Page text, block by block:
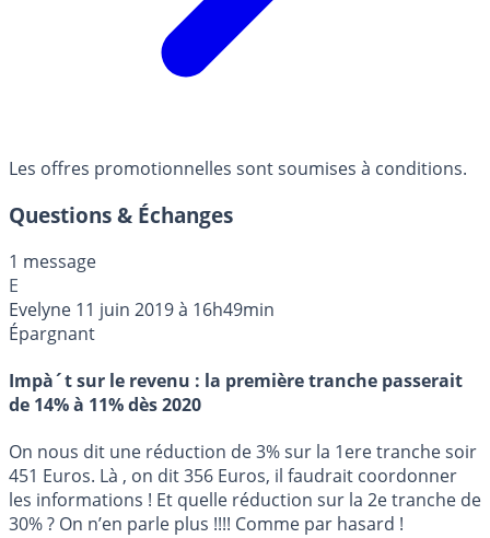
Les offres promotionnelles sont soumises à conditions.
Questions & Échanges
1 message
E
Evelyne 11 juin 2019 à 16h49min
Épargnant
Impà´t sur le revenu : la première tranche passerait
de 14% à 11% dès 2020
On nous dit une réduction de 3% sur la 1ere tranche soir
451 Euros. Là , on dit 356 Euros, il faudrait coordonner
les informations ! Et quelle réduction sur la 2e tranche de
30% ? On n’en parle plus !!!! Comme par hasard !